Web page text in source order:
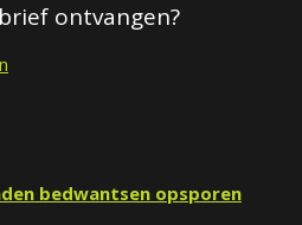
ontvangen?
bedwantsen opsporen